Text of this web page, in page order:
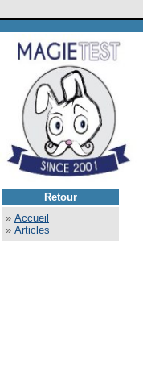
Retour
» Accueil
» Articles